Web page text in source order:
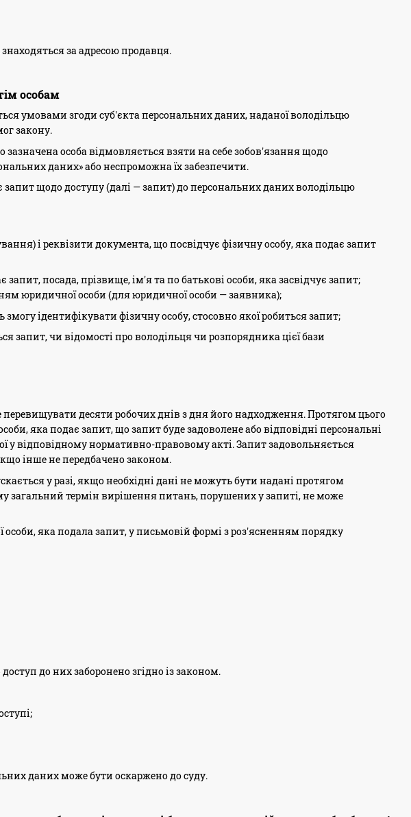
за адресою продавця.
особам
умовами згоди суб'єкта персональних даних, наданої володільцю
закону.
особа відмовляється взяти на себе зобов'язання щодо
даних» або неспроможна їх забезпечити.
щодо доступу (далі — запит) до персональних даних володільцю
і реквізити документа, що посвідчує фізичну особу, яка подає запит
посада, прізвище, ім'я та по батькові особи, яка засвідчує запит;
юридичної особи (для юридичної особи — заявника);
ідентифікувати фізичну особу, стосовно якої робиться запит;
запит, чи відомості про володільця чи розпорядника цієї бази
десяти робочих днів з дня його надходження. Протягом цього
яка подає запит, що запит буде задоволене або відповідні персональні
у відповідному нормативно-правовому акті. Запит задовольняється
інше не передбачено законом.
у разі, якщо необхідні дані не можуть бути надані протягом
термін вирішення питань, порушених у запиті, не може
яка подала запит, у письмовій формі з роз'ясненням порядку
до них заборонено згідно із законом.
даних може бути оскаржено до суду.